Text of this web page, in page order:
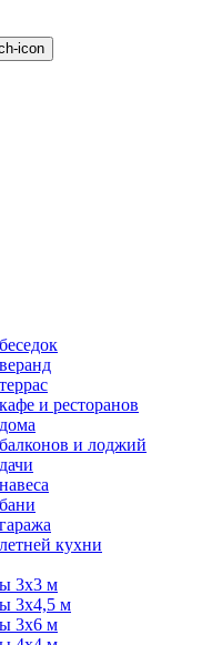
и ресторанов
и лоджий
кухни
3х3 м
3х4,5 м
3х6 м